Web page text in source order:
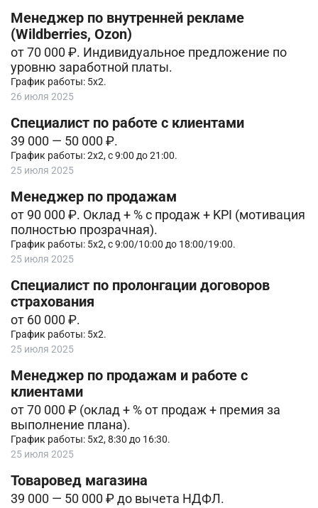
Менеджер по внутренней рекламе
(Wildberries, Ozon)
от 70 000 ₽. Индивидуальное предложение по
уровню заработной платы.
График работы: 5х2.
26 июля 2025
Специалист по работе с клиентами
39 000 — 50 000 ₽.
График работы: 2х2, с 9:00 до 21:00.
25 июля 2025
Менеджер по продажам
от 90 000 ₽. Оклад + % с продаж + KPI (мотивация
полностью прозрачная).
График работы: 5х2, с 9:00/10:00 до 18:00/19:00.
25 июля 2025
Специалист по пролонгации договоров
страхования
от 60 000 ₽.
График работы: 5х2.
25 июля 2025
Менеджер по продажам и работе с
клиентами
от 70 000 ₽ (оклaд + % от продаж + премия за
выполнение плана).
График работы: 5х2, 8:30 до 16:30.
25 июля 2025
Товаровед магазина
39 000 — 50 000 ₽ до вычета НДФЛ.